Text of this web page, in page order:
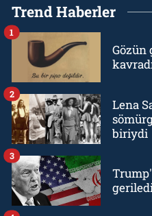
Trend Haberler
Gözün
1
Lena
biriydi
2
3